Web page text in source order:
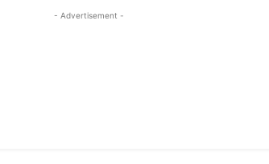
- Advertisement -